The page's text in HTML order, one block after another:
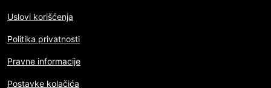
Uslovi korišćenja
Politika privatnosti
Pravne informacije
Postavke kolačića